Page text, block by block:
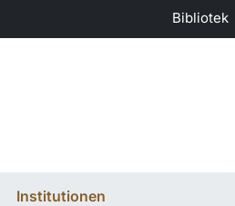
Bibliotek
Institutionen